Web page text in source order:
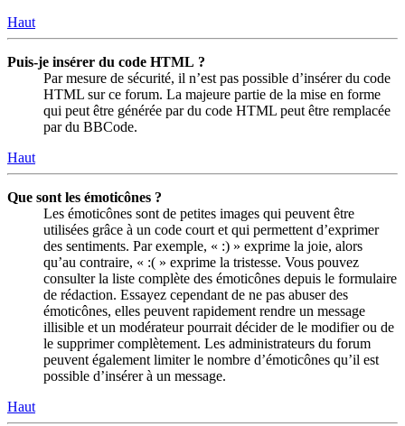
Haut
Puis-je insérer du code HTML ?
Par mesure de sécurité, il n’est pas possible d’insérer du code
HTML sur ce forum. La majeure partie de la mise en forme
qui peut être générée par du code HTML peut être remplacée
par du BBCode.
Haut
Que sont les émoticônes ?
Les émoticônes sont de petites images qui peuvent être
utilisées grâce à un code court et qui permettent d’exprimer
des sentiments. Par exemple, « :) » exprime la joie, alors
qu’au contraire, « :( » exprime la tristesse. Vous pouvez
consulter la liste complète des émoticônes depuis le formulaire
de rédaction. Essayez cependant de ne pas abuser des
émoticônes, elles peuvent rapidement rendre un message
illisible et un modérateur pourrait décider de le modifier ou de
le supprimer complètement. Les administrateurs du forum
peuvent également limiter le nombre d’émoticônes qu’il est
possible d’insérer à un message.
Haut